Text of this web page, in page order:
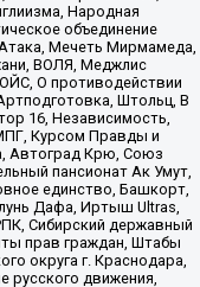
Народная
объединение
Мечеть Мирмамеда,
ВОЛЯ, Меджлис
О противодействии
Штольц, В
16, Независимость,
Курсом Правды и
Автоград Крю, Союз
пансионат Ак Умут,
единство, Башкорт,
Дафа, Иртыш Ultras,
Сибирский державный
прав граждан, Штабы
округа г. Краснодара,
русского движения,